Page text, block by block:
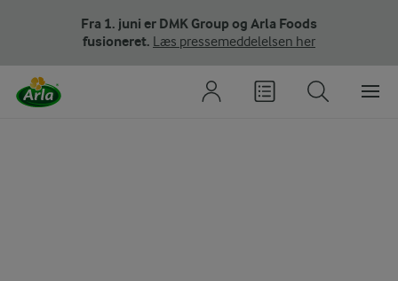
Fra 1. juni er DMK Group og Arla Foods
fusioneret. Læs pressemeddelelsen her